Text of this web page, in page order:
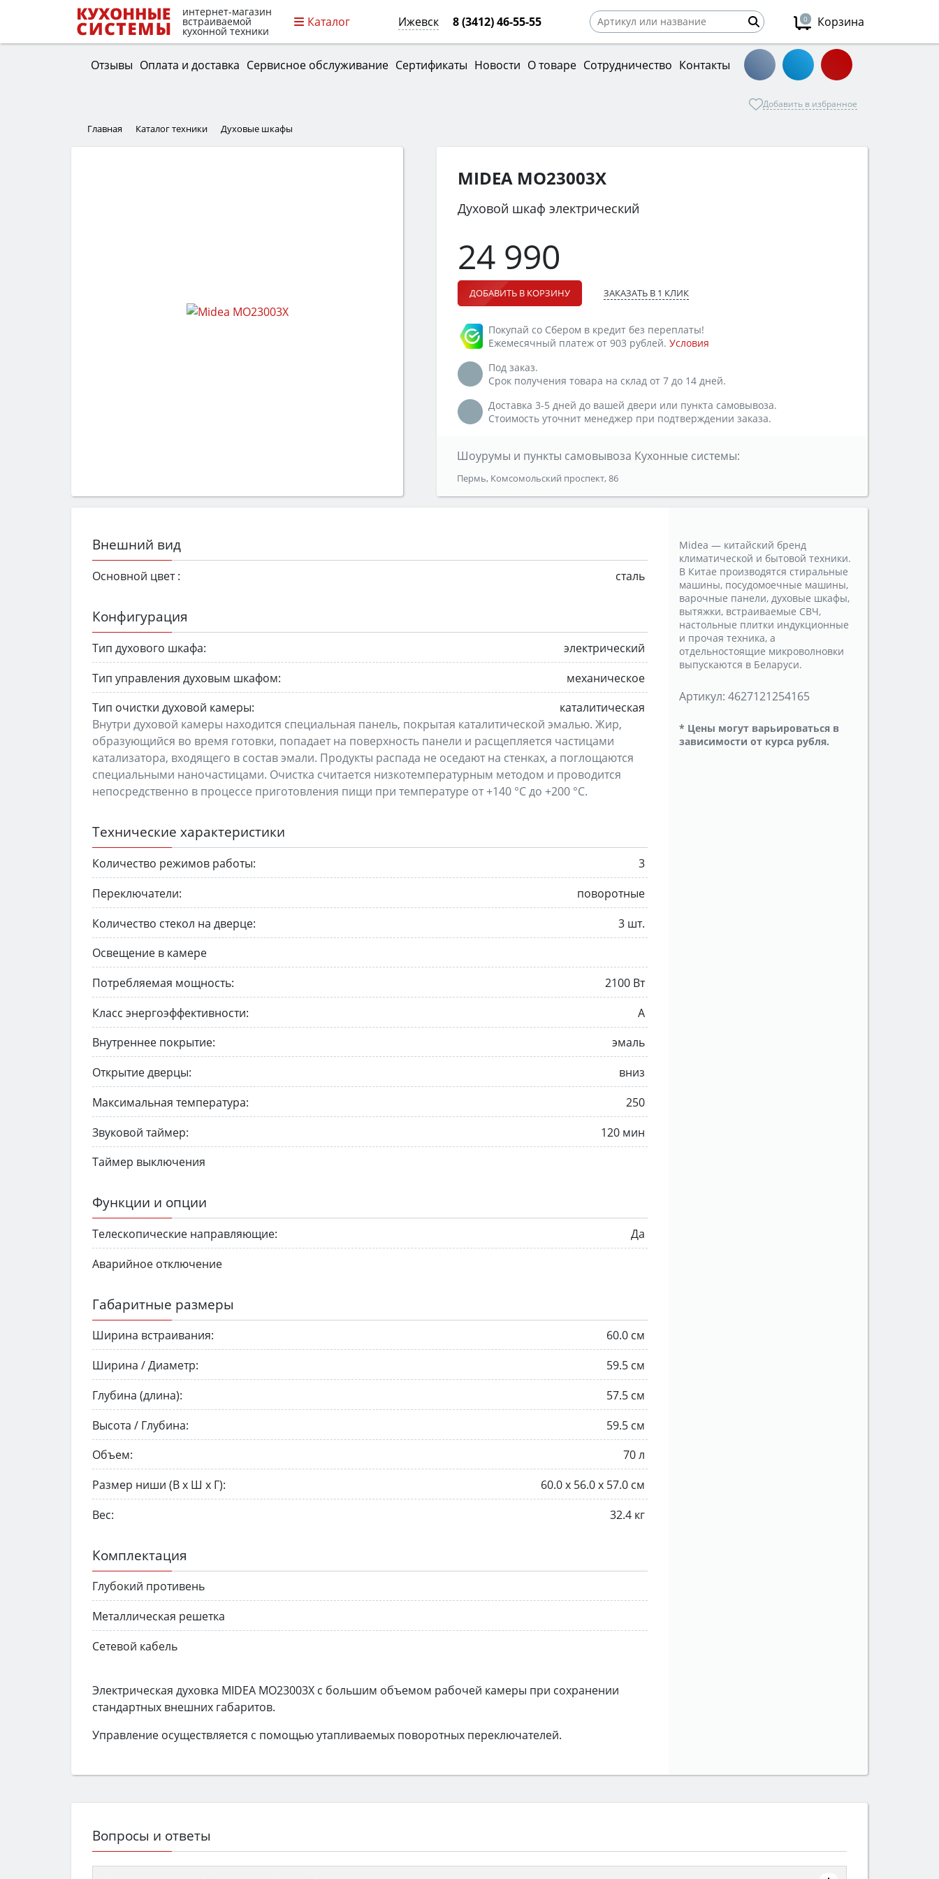
интернет-магазин
встраиваемой
кухонной техники
Каталог Ижевск 8 (3412) 46-55-55 0 Корзина
Отзывы Оплата и доставка Сервисное обслуживание Сертификаты Новости О товаре Сотрудничество Контакты
Добавить в избранное
Главная Каталог техники Духовые шкафы
MIDEA MO23003X
Духовой шкаф электрический
24 990
ДОБАВИТЬ В КОРЗИНУ ЗАКАЗАТЬ В 1 КЛИК
Покупай со Сбером в кредит без переплаты!
Ежемесячный платеж от 903 рублей. Условия
Под заказ.
Срок получения товара на склад от 7 до 14 дней.
Доставка 3-5 дней до вашей двери или пункта самовывоза.
Стоимость уточнит менеджер при подтверждении заказа.
Шоурумы и пункты самовывоза Кухонные системы:
Пермь, Комсомольский проспект, 86
Внешний вид
Основной цвет : сталь
Конфигурация
Тип духового шкафа:
электрический
Тип управления духовым шкафом:
механическое
Тип очистки духовой камеры:
каталитическая
Внутри духовой камеры находится специальная панель, покрытая каталитической эмалью. Жир,
образующийся во время готовки, попадает на поверхность панели и расщепляется частицами
катализатора, входящего в состав эмали. Продукты распада не оседают на стенках, а поглощаются
специальными наночастицами. Очистка считается низкотемпературным методом и проводится
непосредственно в процессе приготовления пищи при температуре от +140 °C до +200 °C.
Технические характеристики
Количество режимов работы:
3
Переключатели:
поворотные
Количество стекол на дверце:
3 шт.
Освещение в камере
Потребляемая мощность:
2100 Вт
Класс энергоэффективности:
A
Внутреннее покрытие:
эмаль
Открытие дверцы:
вниз
Максимальная температура:
250
Звуковой таймер:
120 мин
Таймер выключения
Функции и опции
Телескопические направляющие:
Да
Аварийное отключение
Габаритные размеры
Ширина встраивания:
60.0 см
Ширина / Диаметр:
59.5 см
Глубина (длина):
57.5 см
Высота / Глубина:
59.5 см
Объем:
70 л
Размер ниши (В х Ш х Г):
60.0 х 56.0 х 57.0 см
Вес:
32.4 кг
Комплектация
Глубокий противень
Металлическая решетка
Сетевой кабель
Электрическая духовка MIDEA MO23003X с большим объемом рабочей камеры при сохранении
стандартных внешних габаритов.
Управление осуществляется с помощью утапливаемых поворотных переключателей.
Midea — китайский бренд
климатической и бытовой техники.
В Китае производятся стиральные
машины, посудомоечные машины,
варочные панели, духовые шкафы,
вытяжки, встраиваемые СВЧ,
настольные плитки индукционные
и прочая техника, а
отдельностоящие микроволновки
выпускаются в Беларуси.
Артикул: 4627121254165
* Цены могут варьироваться в
зависимости от курса рубля.
Вопросы и ответы